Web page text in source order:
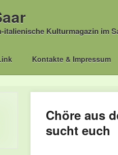
italienische Kulturmagazin im
Kontakte & Impressum
Chöre aus
sucht euch